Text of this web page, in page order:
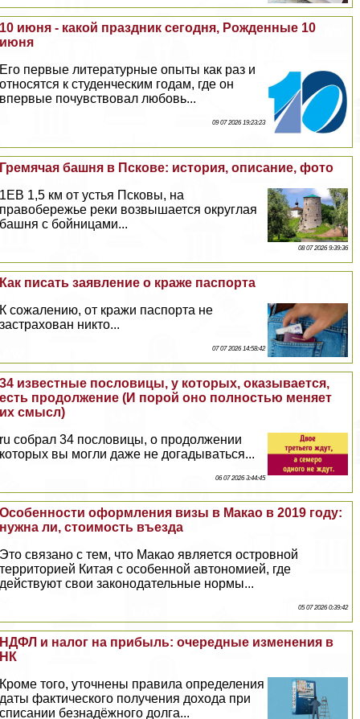
10 июня - какой праздник сегодня, Рожденные 10
июня
Его первые литературные опыты как раз и
относятся к студенческим годам, где он
впервые почувствовал любовь...
09 07 2026 19:23:23
Гремячая башня в Пскове: история, описание, фото
1EВ 1,5 км от устья Псковы, на
правобережье реки возвышается округлая
башня с бойницами...
08 07 2026 9:39:36
Как писать заявление о краже паспорта
К сожалению, от кражи паспорта не
застрахован никто...
07 07 2026 14:58:42
34 известные пословицы, у которых, оказывается,
есть продолжение (И порой оно полностью меняет
их смысл)
ru собрал 34 пословицы, о продолжении
которых вы могли даже не догадываться...
06 07 2026 3:44:45
Особенности оформления визы в Макао в 2019 году:
нужна ли, стоимость въезда
Это связано с тем, что Макао является островной
территорией Китая с особенной автономией, где
действуют свои законодательные нормы...
05 07 2026 0:39:42
НДФЛ и налог на прибыль: очередные изменения в
НК
Кроме того, уточнены правила определения
даты фактического получения дохода при
списании безнадёжного долга...